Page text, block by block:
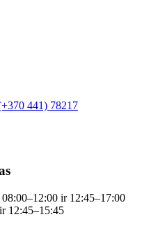
441) 78217
08:00–12:00 ir 12:45–17:00
12:45–15:45